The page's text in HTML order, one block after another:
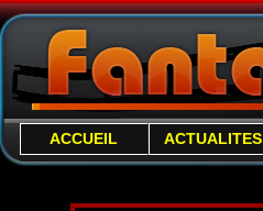
ACCUEIL ACTUALITES